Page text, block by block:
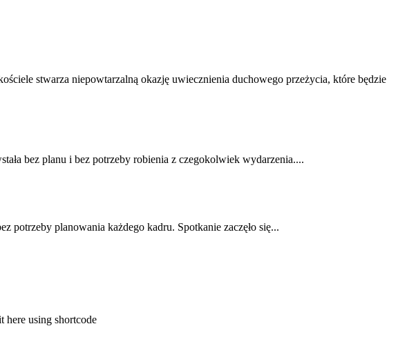
stwarza niepowtarzalną okazję uwiecznienia duchowego przeżycia, które będzie
bez planu i bez potrzeby robienia z czegokolwiek wydarzenia....
potrzeby planowania każdego kadru. Spotkanie zaczęło się...
here using shortcode